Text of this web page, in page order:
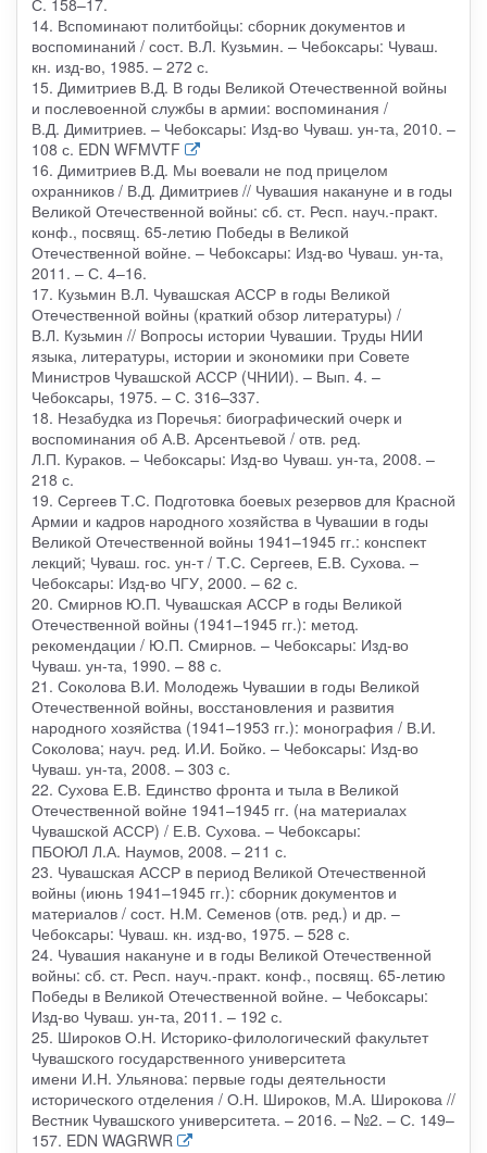
С. 158–17.
14. Вспоминают политбойцы: сборник документов и
воспоминаний / сост. В.Л. Кузьмин. – Чебоксары: Чуваш.
кн. изд-во, 1985. – 272 с.
15. Димитриев В.Д. В годы Великой Отечественной войны
и послевоенной службы в армии: воспоминания /
В.Д. Димитриев. – Чебоксары: Изд-во Чуваш. ун-та, 2010. –
108 с. EDN WFMVTF
16. Димитриев В.Д. Мы воевали не под прицелом
охранников / В.Д. Димитриев // Чувашия накануне и в годы
Великой Отечественной войны: сб. ст. Респ. науч.-практ.
конф., посвящ. 65-летию Победы в Великой
Отечественной войне. – Чебоксары: Изд-во Чуваш. ун-та,
2011. – С. 4–16.
17. Кузьмин В.Л. Чувашская АССР в годы Великой
Отечественной войны (краткий обзор литературы) /
В.Л. Кузьмин // Вопросы истории Чувашии. Труды НИИ
языка, литературы, истории и экономики при Совете
Министров Чувашской АССР (ЧНИИ). – Вып. 4. –
Чебоксары, 1975. – С. 316–337.
18. Незабудка из Поречья: биографический очерк и
воспоминания об А.В. Арсентьевой / отв. ред.
Л.П. Кураков. – Чебоксары: Изд-во Чуваш. ун-та, 2008. –
218 с.
19. Сергеев Т.С. Подготовка боевых резервов для Красной
Армии и кадров народного хозяйства в Чувашии в годы
Великой Отечественной войны 1941–1945 гг.: конспект
лекций; Чуваш. гос. ун-т / Т.С. Сергеев, Е.В. Сухова. –
Чебоксары: Изд-во ЧГУ, 2000. – 62 с.
20. Смирнов Ю.П. Чувашская АССР в годы Великой
Отечественной войны (1941–1945 гг.): метод.
рекомендации / Ю.П. Смирнов. – Чебоксары: Изд-во
Чуваш. ун-та, 1990. – 88 с.
21. Соколова В.И. Молодежь Чувашии в годы Великой
Отечественной войны, восстановления и развития
народного хозяйства (1941–1953 гг.): монография / В.И.
Соколова; науч. ред. И.И. Бойко. – Чебоксары: Изд-во
Чуваш. ун-та, 2008. – 303 с.
22. Сухова Е.В. Единство фронта и тыла в Великой
Отечественной войне 1941–1945 гг. (на материалах
Чувашской АССР) / Е.В. Сухова. – Чебоксары:
ПБОЮЛ Л.А. Наумов, 2008. – 211 с.
23. Чувашская АССР в период Великой Отечественной
войны (июнь 1941–1945 гг.): сборник документов и
материалов / сост. Н.М. Семенов (отв. ред.) и др. –
Чебоксары: Чуваш. кн. изд-во, 1975. – 528 с.
24. Чувашия накануне и в годы Великой Отечественной
войны: сб. ст. Респ. науч.-практ. конф., посвящ. 65-летию
Победы в Великой Отечественной войне. – Чебоксары:
Изд-во Чуваш. ун-та, 2011. – 192 с.
25. Широков О.Н. Историко-филологический факультет
Чувашского государственного университета
имени И.Н. Ульянова: первые годы деятельности
исторического отделения / О.Н. Широков, М.А. Широкова //
Вестник Чувашского университета. – 2016. – №2. – С. 149–
157. EDN WAGRWR